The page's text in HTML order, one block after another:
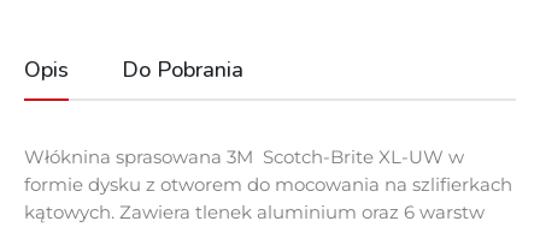
Opis Do Pobrania
Włóknina sprasowana 3M Scotch-Brite XL-UW w
formie dysku z otworem do mocowania na szlifierkach
kątowych. Zawiera tlenek aluminium oraz 6 warstw